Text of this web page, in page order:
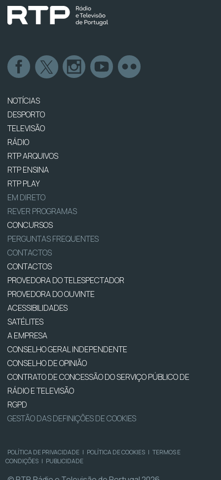
NOTÍCIAS
DESPORTO
TELEVISÃO
RÁDIO
RTP ARQUIVOS
RTP ENSINA
RTP PLAY
EM DIRETO
REVER PROGRAMAS
CONCURSOS
PERGUNTAS FREQUENTES
CONTACTOS
CONTACTOS
PROVEDORA DO TELESPECTADOR
PROVEDORA DO OUVINTE
ACESSIBILIDADES
SATÉLITES
A EMPRESA
CONSELHO GERAL INDEPENDENTE
CONSELHO DE OPINIÃO
CONTRATO DE CONCESSÃO DO SERVIÇO PÚBLICO DE
RÁDIO E TELEVISÃO
RGPD
GESTÃO DAS DEFINIÇÕES DE COOKIES
POLÍTICA DE PRIVACIDADE | POLÍTICA DE COOKIES | TERMOS E
CONDIÇÕES | PUBLICIDADE